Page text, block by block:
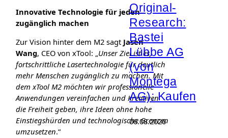
Innovative Technologie für jeden
zugänglich machen
Zur Vision hinter dem M2 sagt Jasen
Wang, CEO von xTool: „ Unser Ziel ist es,
fortschrittliche Lasertechnologie für deutlich
mehr Menschen zugänglich zu machen. Mit
dem xTool M2 möchten wir professionelle
Anwendungen vereinfachen und Kreativen
die Freiheit geben, ihre Ideen ohne hohe
Einstiegshürden und technologische Grenzen
umzusetzen.“
Original-
Research:
Bastei
Lübbe AG
(von
Montega
AG): Kaufen
06.08.2026